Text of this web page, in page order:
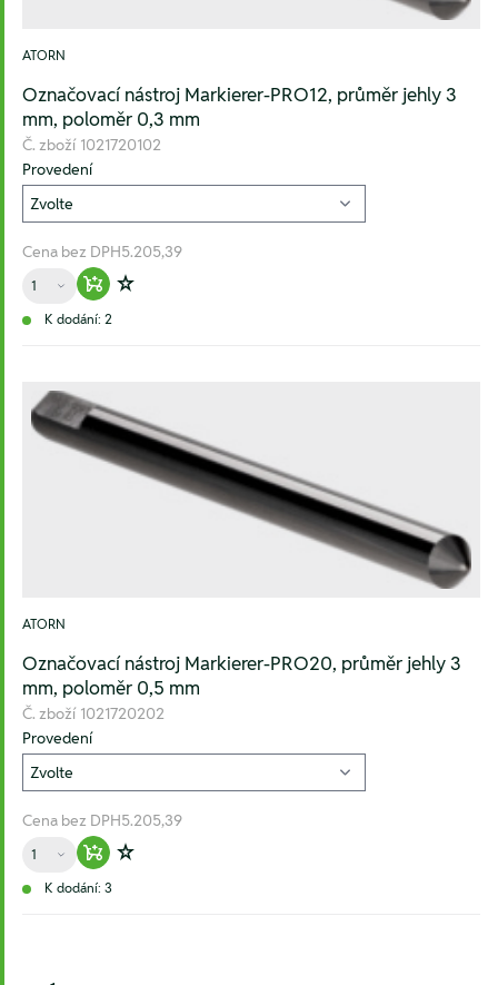
ATORN
Označovací nástroj Markierer-PRO12, průměr jehly 3
mm, poloměr 0,3 mm
Č. zboží 1021720102
Provedení
Cena bez DPH5.205,39
Množství
Warenkorb hinzufügen
Zur Wunschliste hinzufügen
K dodání: 2
ATORN
Označovací nástroj Markierer-PRO20, průměr jehly 3
mm, poloměr 0,5 mm
Č. zboží 1021720202
Provedení
Cena bez DPH5.205,39
Množství
Warenkorb hinzufügen
Zur Wunschliste hinzufügen
K dodání: 3